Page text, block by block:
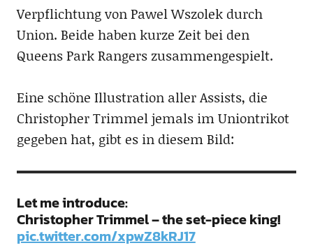
Verpflichtung von Pawel Wszolek durch
Union. Beide haben kurze Zeit bei den
Queens Park Rangers zusammengespielt.
Eine schöne Illustration aller Assists, die
Christopher Trimmel jemals im Uniontrikot
gegeben hat, gibt es in diesem Bild:
Let me introduce:
Christopher Trimmel – the set-piece king!
pic.twitter.com/xpwZ8kRJ17